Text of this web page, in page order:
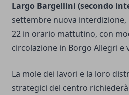
Largo Bargellini (secondo
settembre nuova
22 in orario mattutino, con
circolazione in Borgo Allegri e
La mole dei lavori e la loro
strategici del centro